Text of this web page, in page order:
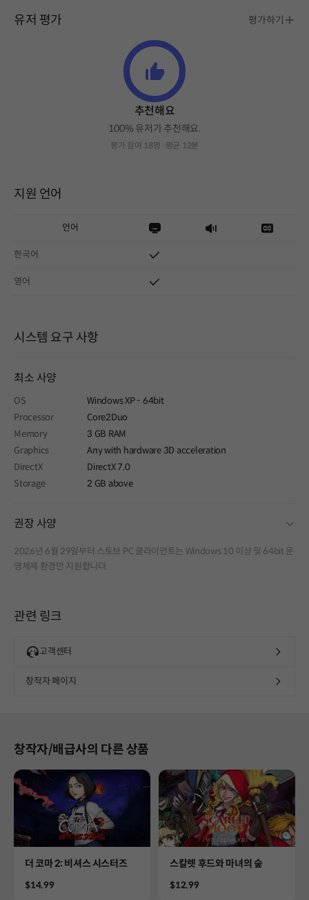
유저 평가 평가하기
추천해요
100% 유저가 추천해요.
평가 참여 18명 평균 12분
지원 언어
언어
한국어
영어
시스템 요구 사항
최소 사양
OS
Windows XP - 64bit
Processor
Core2Duo
Memory
3 GB RAM
Graphics
Any with hardware 3D acceleration
DirectX
DirectX 7.0
Storage
2 GB above
권장 사양
2026년 6월 29일부터 스토브 PC 클라이언트는 Windows 10 이상 및 64bit 운
영체제 환경만 지원합니다.
관련 링크
고객센터
창작자 페이지
창작자/배급사의 다른 상품
Product
더 코마 2: 비셔스 시스터즈
Price
$14.99
Product
스칼렛 후드와 마녀의 숲
Price
$12.99